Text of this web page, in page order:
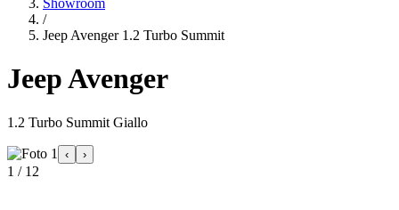
Showroom
/
Jeep Avenger 1.2 Turbo Summit
Jeep Avenger
1.2 Turbo Summit Giallo
‹ ›
1 / 12